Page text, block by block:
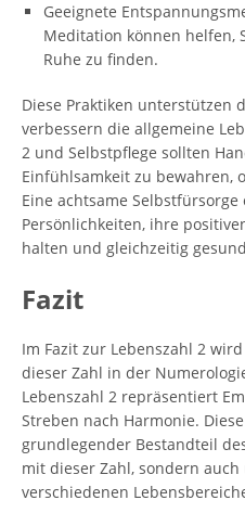
Geeignete
Meditation können helfen,
Ruhe zu finden.
Diese Praktiken unterstützen
verbessern die allgemeine
2 und Selbstpflege sollten
Einfühlsamkeit zu bewahren,
Eine achtsame
Persönlichkeiten, ihre
halten und gleichzeitig
Fazit
Im Fazit zur Lebenszahl 2
dieser Zahl in der
Lebenszahl 2 repräsentiert
Streben nach Harmonie.
grundlegender Bestandteil
mit dieser Zahl, sondern
verschiedenen